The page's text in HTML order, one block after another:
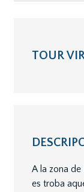
TOUR
A la zona de
es troba